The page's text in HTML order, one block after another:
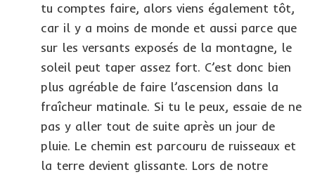
tu comptes faire, alors viens également tôt,
car il y a moins de monde et aussi parce que
sur les versants exposés de la montagne, le
soleil peut taper assez fort. C’est donc bien
plus agréable de faire l’ascension dans la
fraîcheur matinale. Si tu le peux, essaie de ne
pas y aller tout de suite après un jour de
pluie. Le chemin est parcouru de ruisseaux et
la terre devient glissante. Lors de notre